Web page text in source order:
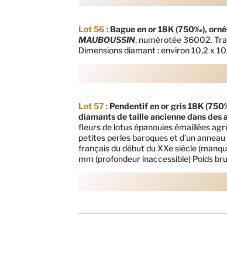
Lot 56 : Bague en or 18K (750‰),
MAUBOUSSIN, numérotée 36002.
Dimensions diamant : environ 10,2 x
Lot 57: Pendentif en or gris 18K
diamants de taille ancienne dans
fleurs de lotus épanouies émaillées
petites perles baroques et d’un
français du début du XXe siècle
mm (profondeur inaccessible) Poids